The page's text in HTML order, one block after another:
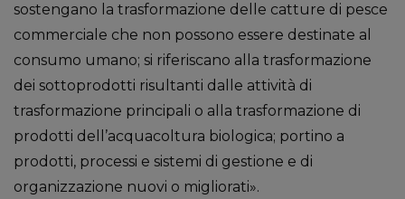
sostengano la trasformazione delle catture di pesce
commerciale che non possono essere destinate al
consumo umano; si riferiscano alla trasformazione
dei sottoprodotti risultanti dalle attività di
trasformazione principali o alla trasformazione di
prodotti dell’acquacoltura biologica; portino a
prodotti, processi e sistemi di gestione e di
organizzazione nuovi o migliorati».